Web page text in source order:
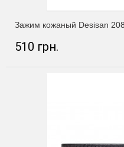
Зажим кожаный Desisan
510 грн.